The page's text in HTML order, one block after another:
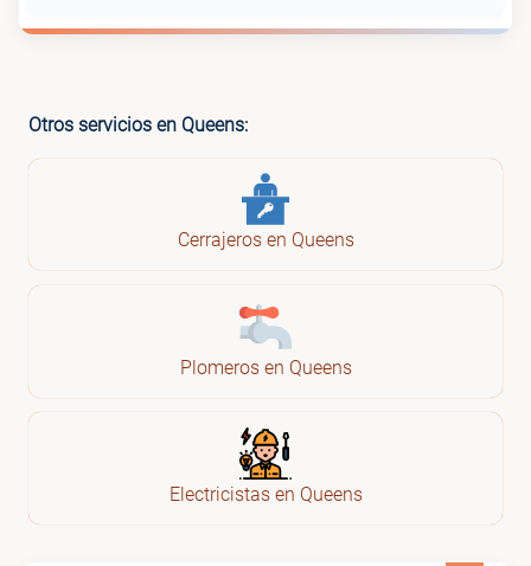
Otros servicios en Queens:
Cerrajeros en Queens
Plomeros en Queens
Electricistas en Queens